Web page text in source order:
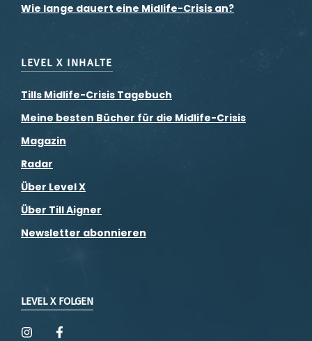
Wie lange dauert eine Midlife-Crisis an?
LEVEL X INHALTE
Tills Midlife-Crisis Tagebuch
Meine besten Bücher für die Midlife-Crisis
Magazin
Radar
Über Level X
Über Till Aigner
Newsletter abonnieren
LEVEL X FOLGEN